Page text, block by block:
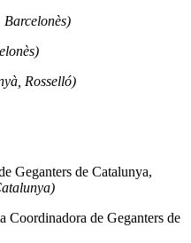
Rosselló)
Geganters de Catalunya,
Coordinadora de Geganters de